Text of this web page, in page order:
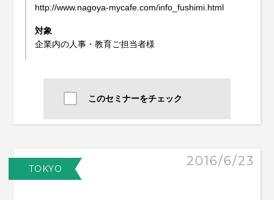
http://www.nagoya-mycafe.com/info_fushimi.html
対象
企業内の人事・教育ご担当者様
このセミナーをチェック
TOKYO
2016/6/23